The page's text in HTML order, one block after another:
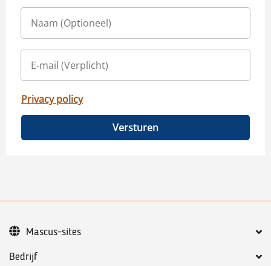
Privacy policy
Versturen
Bedrijf
Mascus-sites